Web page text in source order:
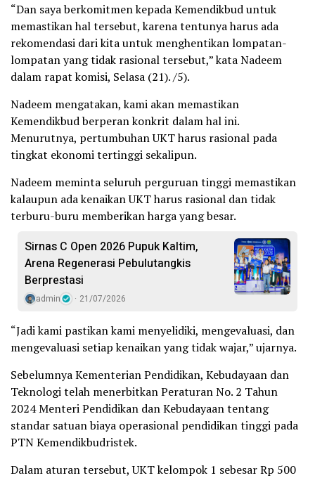
“Dan saya berkomitmen kepada Kemendikbud untuk
memastikan hal tersebut, karena tentunya harus ada
rekomendasi dari kita untuk menghentikan lompatan-
lompatan yang tidak rasional tersebut,” kata Nadeem
dalam rapat komisi, Selasa (21). /5).
Nadeem mengatakan, kami akan memastikan
Kemendikbud berperan konkrit dalam hal ini.
Menurutnya, pertumbuhan UKT harus rasional pada
tingkat ekonomi tertinggi sekalipun.
Nadeem meminta seluruh perguruan tinggi memastikan
kalaupun ada kenaikan UKT harus rasional dan tidak
terburu-buru memberikan harga yang besar.
Sirnas C Open 2026 Pupuk Kaltim,
Arena Regenerasi Pebulutangkis
Berprestasi
admin 21/07/2026
“Jadi kami pastikan kami menyelidiki, mengevaluasi, dan
mengevaluasi setiap kenaikan yang tidak wajar,” ujarnya.
Sebelumnya Kementerian Pendidikan, Kebudayaan dan
Teknologi telah menerbitkan Peraturan No. 2 Tahun
2024 Menteri Pendidikan dan Kebudayaan tentang
standar satuan biaya operasional pendidikan tinggi pada
PTN Kemendikbudristek.
Dalam aturan tersebut, UKT kelompok 1 sebesar Rp 500